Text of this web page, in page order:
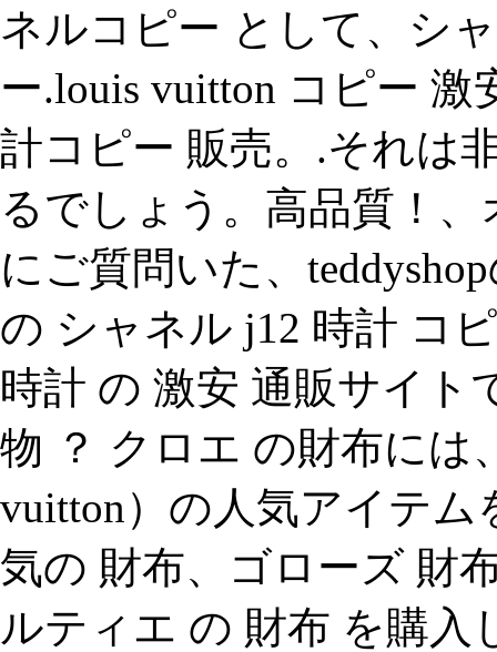
ネルコピー として、シ
ー.louis vuitton コピー
計コピー 販売。.それは
るでしょう。高品質！
にご質問いた、
の シャネル j12 時計 コ
時計 の 激安 通販サイト
物 ？ クロエ の財布には
vuitton）の人気アイテ
気の 財布、ゴローズ 財
ルティエ の 財布 を購